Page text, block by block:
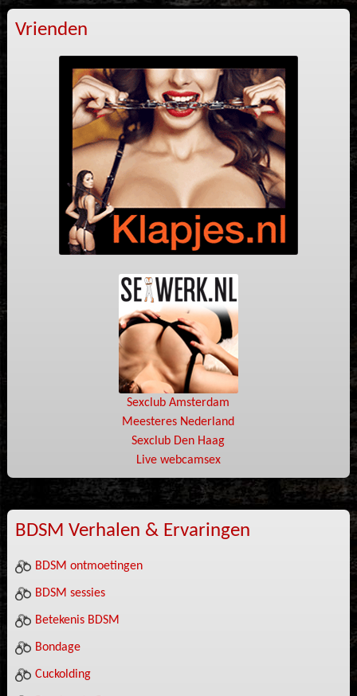
Vrienden
Sexclub Amsterdam
Meesteres Nederland
Sexclub Den Haag
Live webcamsex
BDSM Verhalen & Ervaringen
BDSM ontmoetingen
BDSM sessies
Betekenis BDSM
Bondage
Cuckolding